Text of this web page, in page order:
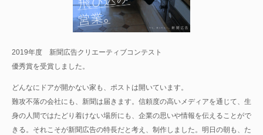
2019年度 新聞広告クリエーティブコンテスト
優秀賞を受賞しました。
どんなにドアが開かない家も、ポストは開いています。
難攻不落の会社にも、新聞は届きます。信頼度の高いメディアを通じて、生
身の人間ではたどり着けない場所にも、企業の思いや情報を伝えることがで
きる。それこそが新聞広告の特長だと考え、制作しました。明日の朝も、た